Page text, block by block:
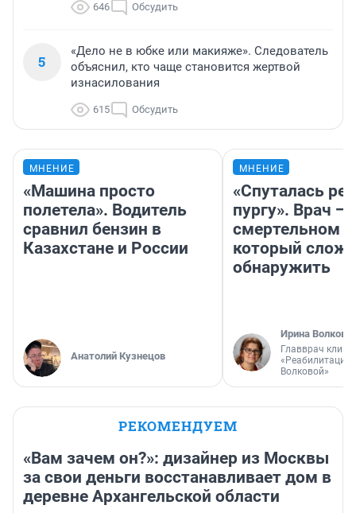
646 Обсудить
5
«Дело не в юбке или макияже». Следователь
объяснил, кто чаще становится жертвой
изнасилования
615 Обсудить
МНЕНИЕ
«Машина просто
полетела». Водитель
сравнил бензин в
Казахстане и России
Анатолий Кузнецов
МНЕНИЕ
«Спуталась
пургу». Врач —
смертельном
который
обнаружить
Ирина Волкова
Главврач
«Реабилитация
Волковой»
РЕКОМЕНДУЕМ
«Вам зачем он?»: дизайнер из Москвы
за свои деньги восстанавливает дом в
деревне Архангельской области